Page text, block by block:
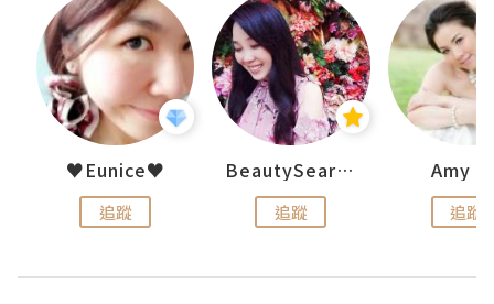
♥Eunice♥
追蹤
BeautySearch
追蹤
Amy
追蹤